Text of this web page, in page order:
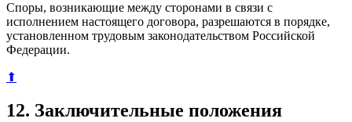
Споры, возникающие между сторонами в связи с
исполнением настоящего договора, разрешаются в порядке,
установленном трудовым законодательством Российской
Федерации.
⬆
12. Заключительные положения